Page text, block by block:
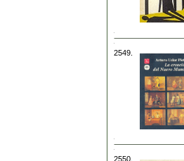
2549.
2550.